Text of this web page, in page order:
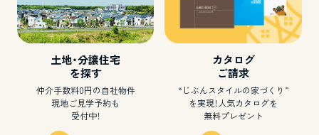
土地・分譲住宅
を探す
仲介手数料0円の自社物件
現地ご見学予約も
受付中！
カタログ
ご請求
“じぶんスタイルの家づくり”
を実現！ 人気カタログを
無料プレゼント